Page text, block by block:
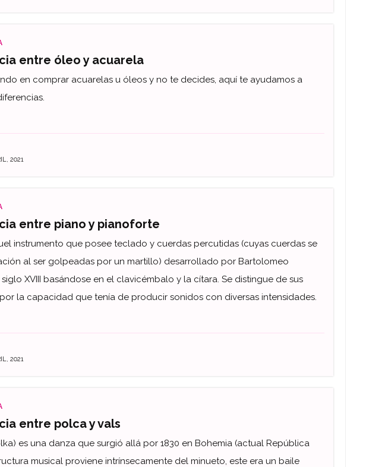
entre óleo y acuarela
en comprar acuarelas u óleos y no te decides, aquí te ayudamos a
2021
entre piano y pianoforte
instrumento que posee teclado y cuerdas percutidas (cuyas cuerdas se
al ser golpeadas por un martillo) desarrollado por Bartolomeo
XVIII basándose en el clavicémbalo y la cítara. Se distingue de sus
la capacidad que tenía de producir sonidos con diversas intensidades.
2021
entre polca y vals
es una danza que surgió allá por 1830 en Bohemia (actual República
musical proviene intrínsecamente del minueto, este era un baile